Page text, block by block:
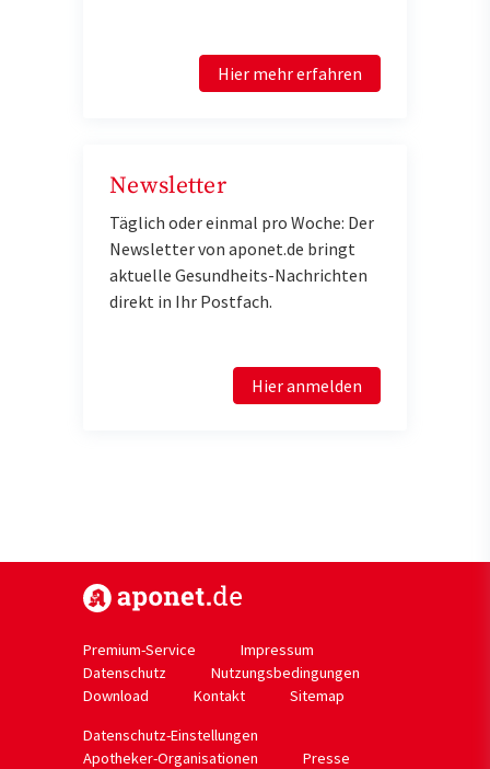
Hier mehr erfahren
Newsletter
Täglich oder einmal pro Woche: Der
Newsletter von aponet.de bringt
aktuelle Gesundheits-Nachrichten
direkt in Ihr Postfach.
Hier anmelden
Premium-Service
Impressum
Datenschutz
Nutzungsbedingungen
Download
Kontakt
Sitemap
Datenschutz-Einstellungen
Apotheker-Organisationen
Presse